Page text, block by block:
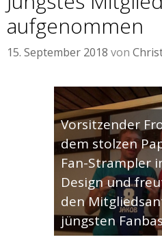
aufgenommen
15. September 2018 von
Vorsitzender
dem stolzen
Fan-Strampler
Design und
den
jüngsten